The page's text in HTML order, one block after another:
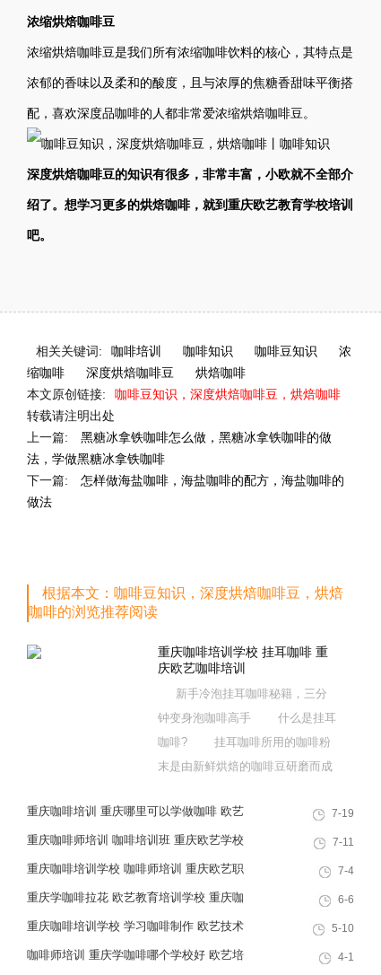
浓缩烘焙咖啡豆
浓缩烘焙咖啡豆是我们所有浓缩咖啡饮料的核心，其特点是
浓郁的香味以及柔和的酸度，且与浓厚的焦糖香甜味平衡搭
配，喜欢深度品咖啡的人都非常爱浓缩烘焙咖啡豆。
深度烘焙咖啡豆的知识有很多，非常丰富，小欧就不全部介
绍了。想学习更多的烘焙咖啡，就到重庆欧艺教育学校培训
吧。
相关关键词: 咖啡培训 咖啡知识 咖啡豆知识
浓
缩咖啡
深度烘焙咖啡豆
烘焙咖啡
本文原创链接:
咖啡豆知识，深度烘焙咖啡豆，烘焙咖啡
转载请注明出处
上一篇:
黑糖冰拿铁咖啡怎么做，黑糖冰拿铁咖啡的做
法，学做黑糖冰拿铁咖啡
下一篇:
怎样做海盐咖啡，海盐咖啡的配方，海盐咖啡的
做法
根据本文：咖啡豆知识，深度烘焙咖啡豆，烘焙
咖啡的浏览推荐阅读
重庆咖啡培训学校 挂耳咖啡 重
庆欧艺咖啡培训
新手冷泡挂耳咖啡秘籍，三分
钟变身泡咖啡高手 什么是挂耳
咖啡? 挂耳咖啡所用的咖啡粉
末是由新鲜烘焙的咖啡豆研磨而成
咖啡原有的风味，一般是热萃取。
因为会有咖啡渣，所以，要有
滤袋! 是谁开发明的挂耳呢?
重庆咖啡培训 重庆哪里可以学做咖啡 欧艺
教育培训学校
7-19
重庆咖啡师培训 咖啡培训班 重庆欧艺学校
好不好
7-11
重庆咖啡培训学校 咖啡师培训 重庆欧艺职
业培训学校
7-4
重庆学咖啡拉花 欧艺教育培训学校 重庆咖
啡培训
6-6
重庆咖啡培训学校 学习咖啡制作 欧艺技术
培训
5-10
咖啡师培训 重庆学咖啡哪个学校好 欧艺培
4-1